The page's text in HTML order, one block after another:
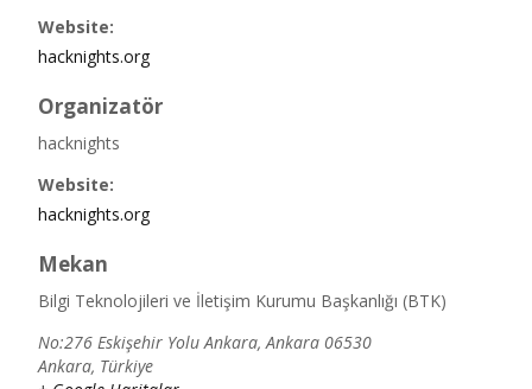
Website:
hacknights.org
Organizatör
hacknights
Website:
hacknights.org
Mekan
Bilgi Teknolojileri ve İletişim Kurumu Başkanlığı (BTK)
No:276 Eskişehir Yolu Ankara, Ankara 06530
Ankara, Türkiye